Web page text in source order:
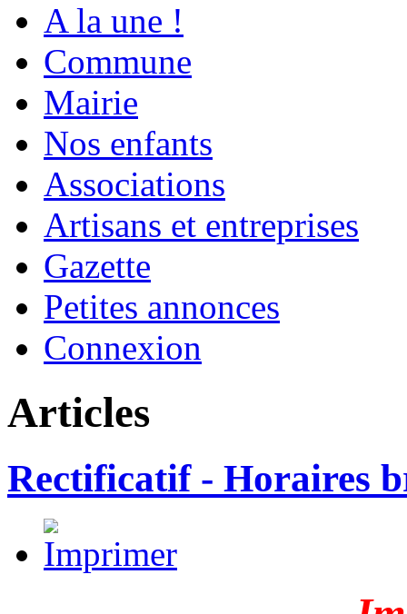
A la une !
Commune
Mairie
Nos enfants
Associations
Artisans et entreprises
Gazette
Petites annonces
Connexion
Articles
Rectificatif - Horaires